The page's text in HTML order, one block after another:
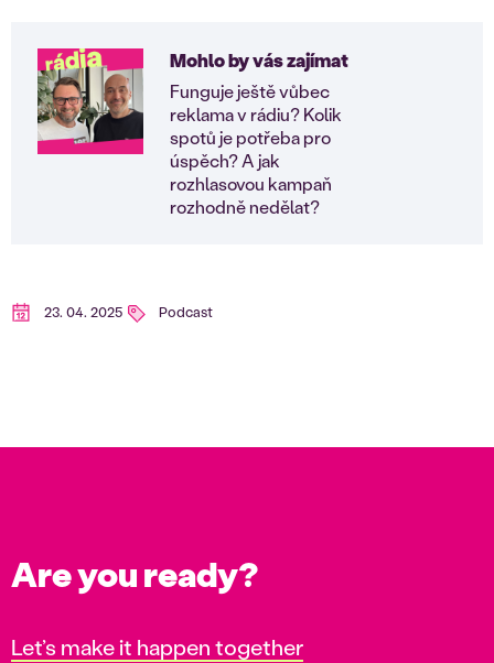
Mohlo by vás zajímat
Funguje ještě vůbec
reklama v rádiu? Kolik
spotů je potřeba pro
úspěch? A jak
rozhlasovou kampaň
rozhodně nedělat?
23. 04. 2025 Podcast
Are you ready?
Let’s make it happen together